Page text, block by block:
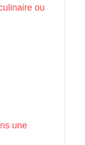
ou
une